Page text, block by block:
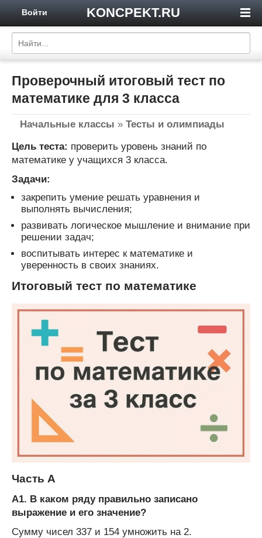
KONCPEKT.RU
Войти
Проверочный итоговый тест по
математике для 3 класса
Начальные классы » Тесты и олимпиады
Цель теста: проверить уровень знаний по
математике у учащихся 3 класса.
Задачи:
закрепить умение решать уравнения и
выполнять вычисления;
развивать логическое мышление и внимание при
решении задач;
воспитывать интерес к математике и
уверенность в своих знаниях.
Итоговый тест по математике
Часть А
А1. В каком ряду правильно записано
выражение и его значение?
Сумму чисел 337 и 154 умножить на 2.